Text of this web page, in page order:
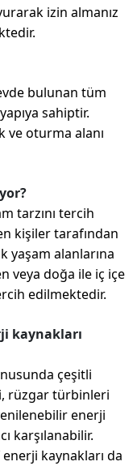
izin almanız
bulunan tüm
sahiptir.
ve oturma alanı
tarzını tercih
kişiler tarafından
yaşam alanlarına
veya doğa ile iç içe
edilmektedir.
kaynakları
çeşitli
rüzgar türbinleri
enerji
karşılanabilir.
kaynakları da